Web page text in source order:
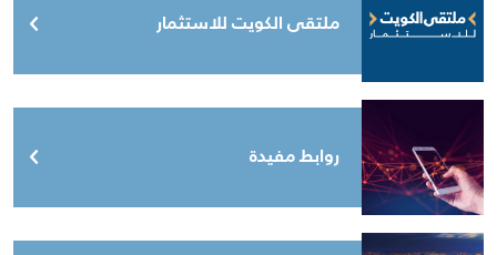
ملتقى الكويت للاستثمار
روابط مفيدة